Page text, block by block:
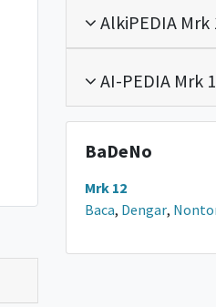
AlkiPEDIA Mrk
AI-PEDIA Mrk
BaDeNo
Mrk 12
Baca, Dengar,